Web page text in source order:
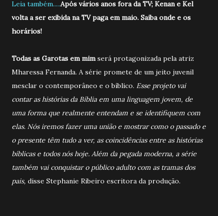
Leia também.....Após vários anos fora da TV; Kenan e Kel
volta a ser exibida na TV paga em maio. Saiba onde e os
horários!
Todas as Garotas em mim será protagonizada pela atriz
Mharessa Fernanda. A série promete de um jeito juvenil
mesclar o contemporâneo e o bíblico. Esse projeto vai
contar as histórias da Bíblia em uma linguagem jovem, de
uma forma que realmente entendam e se identifiquem com
elas. Nós iremos fazer uma união e mostrar como o passado e
o presente têm tudo a ver, as coincidências entre as histórias
bíblicas e todos nós hoje. Além da pegada moderna, a série
também vai conquistar o público adulto com as tramas dos
pais, disse Stephanie Ribeiro escritora da produção.